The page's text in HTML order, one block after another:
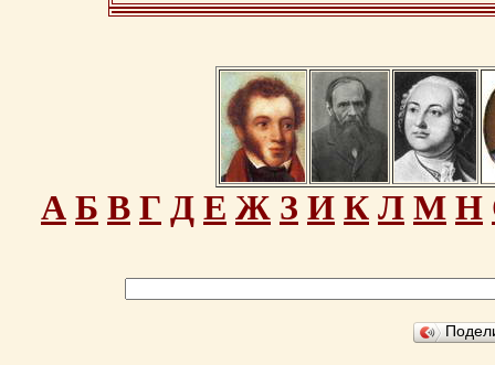
А Б В Г Д Е Ж З И К Л М Н